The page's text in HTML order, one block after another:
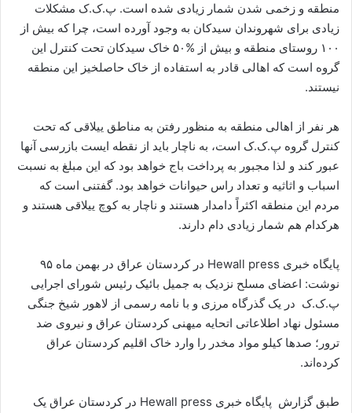
منطقه و زخمی شدن شمار زیادی شده است. پ.ک.ک مشکلات
زیادی برای شهروندان سیدکان به وجود آورده است، چرا که بیش از
۱۰۰ روستای منطقه و بیش از %۵۰ خاک سیدکان تحت کنترل این
گروه است که اهالی قادر به استفاده از خاک حاصلخیز این منطقه
نیستند.
هر نفر از اهالی منطقه به منظور رفتن به مناطق ییلاقی که تحت
کنترل گروه پ.ک.ک است، به ناچار باید از نقطه ایست بازرسی آنها
عبور کند و لذا مجبور به پرداخت باج خواهد بود که این مبلغ به نسبت
اسباب و اثاثیه و تعداد راس حیوانات خواهد بود. گفتنی است که
مردم این منطقه اکثراً دامدار هستند و ناچار به کوچ ییلاقی هستند و
هرکدام هم شمار زیادی دام دارند.
پایگاه خبری Hewall press در کردستان عراق در بهمن ماه ۹۵
نوشت: اعضای مسلح نزدیک به جمیل بائیک رئیس شورای اجرایی
پ.ک.ک در یک گذرگاه مرزی و با نامه رسمی از لاهور شیخ جنگی
مسئول نهاد اطلاعاتی اتحایه میهنی کردستان عراق و نیروی ضد
ترور؛ صدها کیلو مواد مخدر را وارد خاک اقلیم کردستان عراق
کرده‌اند.
طبق گزارش پایگاه خبری Hewall press در کردستان عراق یک